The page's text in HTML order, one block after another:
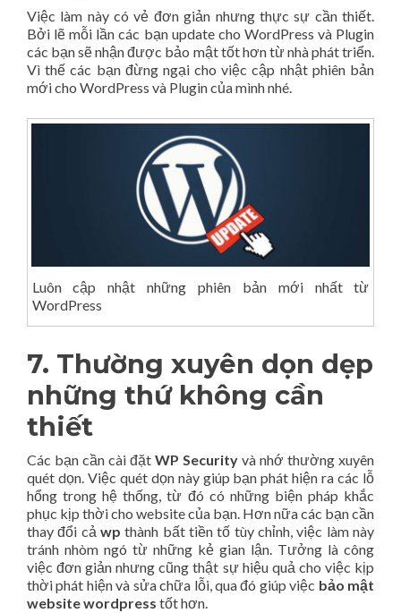
Việc làm này có vẻ đơn giản nhưng thực sự cần thiết.
Bởi lẽ mỗi lần các bạn update cho WordPress và Plugin
các bạn sẽ nhận được bảo mật tốt hơn từ nhà phát triển.
Vì thế các bạn đừng ngại cho việc cập nhật phiên bản
mới cho WordPress và Plugin của mình nhé.
Luôn cập nhật những phiên bản mới nhất từ
WordPress
7. Thường xuyên dọn dẹp
những thứ không cần
thiết
Các bạn cần cài đặt WP Security và nhớ thường xuyên
quét dọn. Việc quét dọn này giúp bạn phát hiện ra các lỗ
hổng trong hệ thống, từ đó có những biện pháp khắc
phục kịp thời cho website của bạn. Hơn nữa các bạn cần
thay đổi cả wpthành bất tiền tố tùy chỉnh, việc làm này
tránh nhòm ngó từ những kẻ gian lận. Tưởng là công
việc đơn giản nhưng cũng thật sự hiệu quả cho việc kịp
thời phát hiện và sửa chữa lỗi, qua đó giúp việc bảo mật
website wordpress tốt hơn.